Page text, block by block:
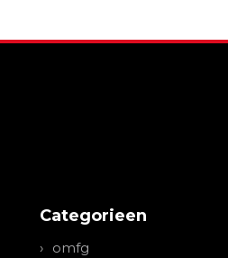
Categorieen
omfg